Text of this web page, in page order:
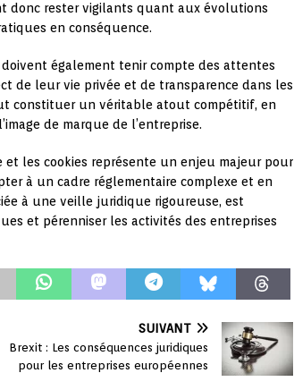
donc rester vigilants quant aux évolutions
en conséquence.
également tenir compte des attentes
de leur vie privée et de transparence dans les
constituer un véritable atout compétitif, en
de marque de l’entreprise.
les cookies représente un enjeu majeur pour
à un cadre réglementaire complexe et en
à une veille juridique rigoureuse, est
et pérenniser les activités des entreprises
SUIVANT
Brexit : Les conséquences juridiques
pour les entreprises européennes